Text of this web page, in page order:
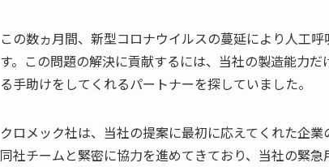
この数ヵ月間、新型コロナウイルスの蔓延により人工
す。この問題の解決に貢献するには、当社の製造能力
る手助けをしてくれるパートナーを探していました。
クロメック社は、当社の提案に最初に応えてくれた企
同社チームと緊密に協力を進めてきており、当社の緊